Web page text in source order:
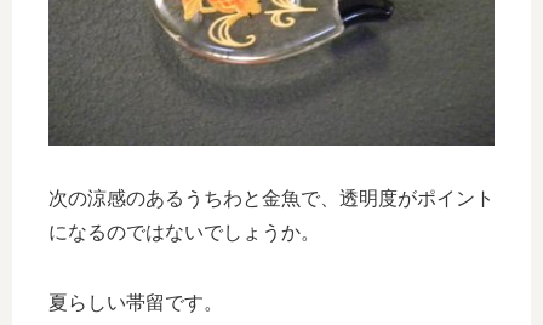
次の涼感のあるうちわと金魚で、透明度がポイント
になるのではないでしょうか。
夏らしい帯留です。